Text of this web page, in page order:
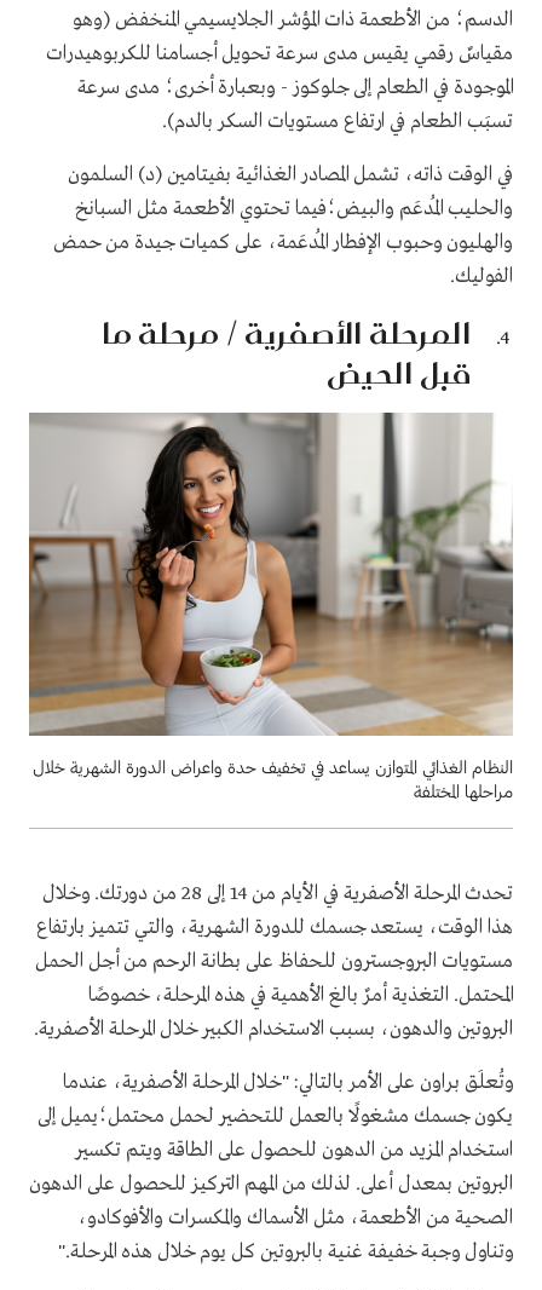
الدسم؛ من الأطعمة ذات المؤشر الجلايسيمي المنخفض (وهو
مقياسٌ رقمي يقيس مدى سرعة تحويل أجسامنا للكربوهيدرات
الموجودة في الطعام إلى جلوكوز - وبعبارة أخرى؛ مدى سرعة
تسبَب الطعام في ارتفاع مستويات السكر بالدم).
في الوقت ذاته، تشمل المصادر الغذائية بفيتامين (د) السلمون
والحليب المُدعَم والبيض؛فيما تحتوي الأطعمة مثل السبانخ
والهليون وحبوب الإفطار المُدعَمة، على كميات جيدة من حمض
الفوليك.
المرحلة الأصفرية / مرحلة ما
قبل الحيض
النظام الغذائي المتوازن يساعد في تخفيف حدة واعراض الدورة الشهرية خلال
مراحلها المختلفة
تحدث المرحلة الأصفرية في الأيام من 14 إلى 28 من دورتك. وخلال
هذا الوقت، يستعد جسمك للدورة الشهرية، والتي تتميز بارتفاع
مستويات البروجسترون للحفاظ على بطانة الرحم من أجل الحمل
المحتمل. التغذية أمرٌ بالغ الأهمية في هذه المرحلة، خصوصًا
البروتين والدهون، بسبب الاستخدام الكبير خلال المرحلة الأصفرية.
وتُعلَق براون على الأمر بالتالي: "خلال المرحلة الأصفرية، عندما
يكون جسمك مشغولًا بالعمل للتحضير لحمل محتمل؛يميل إلى
استخدام المزيد من الدهون للحصول على الطاقة ويتم تكسير
البروتين بمعدل أعلى. لذلك من المهم التركيز للحصول على الدهون
الصحية من الأطعمة، مثل الأسماك والمكسرات والأفوكادو،
وتناول وجبة خفيفة غنية بالبروتين كل يوم خلال هذه المرحلة."